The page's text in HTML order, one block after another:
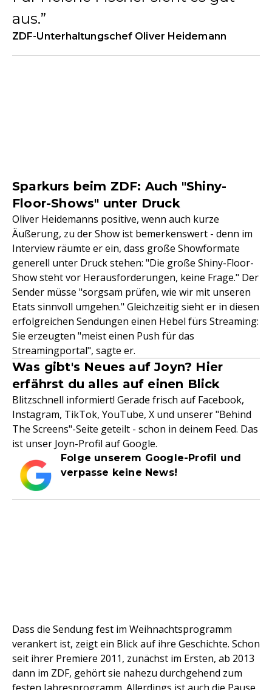
aus.
ZDF-Unterhaltungschef Oliver Heidemann
Sparkurs beim ZDF: Auch "Shiny-
Floor-Shows" unter Druck
Oliver Heidemanns positive, wenn auch kurze
Äußerung, zu der Show ist bemerkenswert - denn im
Interview räumte er ein, dass große Showformate
generell unter Druck stehen: "Die große Shiny-Floor-
Show steht vor Herausforderungen, keine Frage." Der
Sender müsse "sorgsam prüfen, wie wir mit unseren
Etats sinnvoll umgehen." Gleichzeitig sieht er in diesen
erfolgreichen Sendungen einen Hebel fürs Streaming:
Sie erzeugten "meist einen Push für das
Streamingportal", sagte er.
Was gibt's Neues auf Joyn? Hier
erfährst du alles auf einen Blick
Blitzschnell informiert! Gerade frisch auf Facebook,
Instagram, TikTok, YouTube, X und unserer "Behind
The Screens"-Seite geteilt - schon in deinem Feed. Das
ist unser Joyn-Profil auf Google.
Folge unserem Google-Profil und
verpasse keine News!
Dass die Sendung fest im Weihnachtsprogramm
verankert ist, zeigt ein Blick auf ihre Geschichte. Schon
seit ihrer Premiere 2011, zunächst im Ersten, ab 2013
dann im ZDF, gehört sie nahezu durchgehend zum